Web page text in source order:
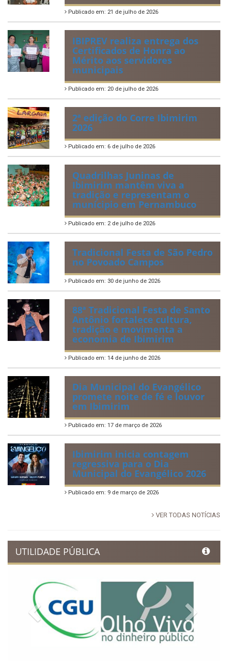
Publicado em: 21 de julho de 2026
IBIPREV realiza entrega dos
Certificados de Honra ao
Mérito aos servidores
municipais
Publicado em: 20 de julho de 2026
2ª edição do Corre Ibimirim
2026
Publicado em: 6 de julho de 2026
Quadrilhas Juninas de
Ibimirim mantêm viva a
tradição e representam o
munícipio em Pernambuco
Publicado em: 2 de julho de 2026
Tradicional Festa de São Pedro
no Povoado Campos
Publicado em: 30 de junho de 2026
88ª Tradicional Festa de Santo
Antônio fortalece cultura,
tradição e movimenta a
economia de Ibimirim
Publicado em: 14 de junho de 2026
Dia Municipal do Evangélico
promete noite de fé e louvor
em Ibimirim
Publicado em: 17 de março de 2026
Ibimirim inicia contagem
regressiva para o Dia
Municipal do Evangélico 2026
Publicado em: 9 de março de 2026
VER TODAS NOTÍCIAS
UTILIDADE PÚBLICA
Previous